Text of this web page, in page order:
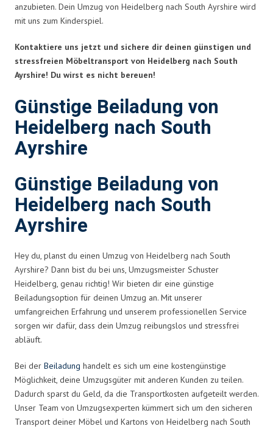
anzubieten. Dein Umzug von Heidelberg nach South Ayrshire wird
mit uns zum Kinderspiel.
Kontaktiere uns jetzt und sichere dir deinen günstigen und
stressfreien Möbeltransport von Heidelberg nach South
Ayrshire! Du wirst es nicht bereuen!
Günstige Beiladung von
Heidelberg nach South
Ayrshire
Günstige Beiladung von
Heidelberg nach South
Ayrshire
Hey du, planst du einen Umzug von Heidelberg nach South
Ayrshire? Dann bist du bei uns, Umzugsmeister Schuster
Heidelberg, genau richtig! Wir bieten dir eine günstige
Beiladungsoption für deinen Umzug an. Mit unserer
umfangreichen Erfahrung und unserem professionellen Service
sorgen wir dafür, dass dein Umzug reibungslos und stressfrei
abläuft.
Bei der Beiladung handelt es sich um eine kostengünstige
Möglichkeit, deine Umzugsgüter mit anderen Kunden zu teilen.
Dadurch sparst du Geld, da die Transportkosten aufgeteilt werden.
Unser Team von Umzugsexperten kümmert sich um den sicheren
Transport deiner Möbel und Kartons von Heidelberg nach South